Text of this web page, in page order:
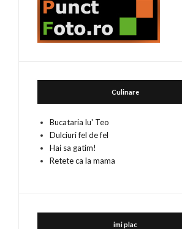
Culinare
Bucataria lu' Teo
Dulciuri fel de fel
Hai sa gatim!
Retete ca la mama
imi plac